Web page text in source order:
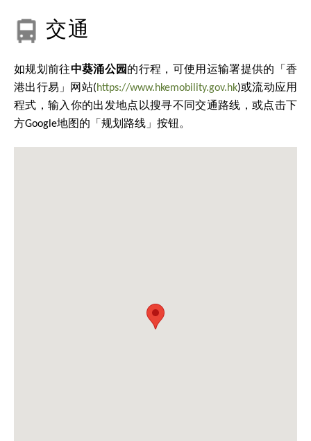
交通
如规划前往中葵涌公园 的行程，可使用运输署提供的「香
港出行易」网站(https://www.hkemobility.gov.hk)或流动应用
程式，输入你的出发地点以搜寻不同交通路线，或点击下
方Google地图的「规划路线」按钮。